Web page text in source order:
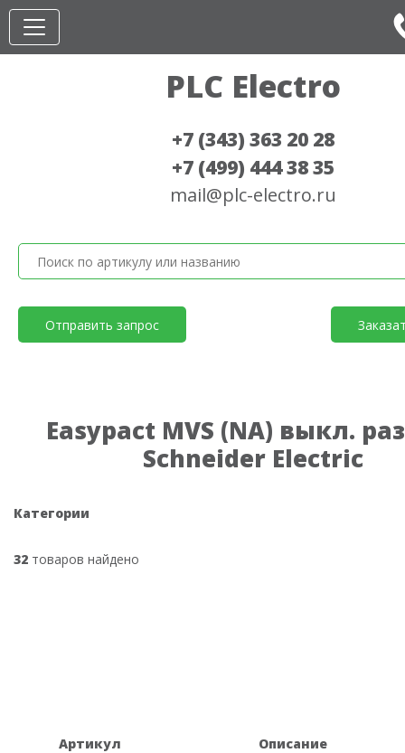
PLC Electro
+7 (343) 363 20 28
+7 (499) 444 38 35
mail@plc-electro.ru
Отправить запрос
Easypact MVS (NA) выкл.
Schneider Electric
Категории
32 товаров найдено
Артикул Описание